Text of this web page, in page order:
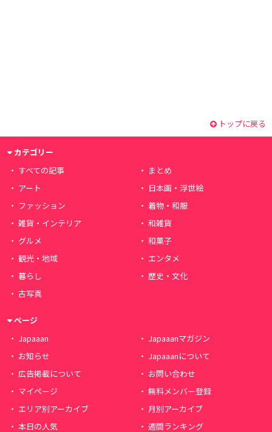
トップに戻る
カテゴリー
すべての記事
まとめ
アート
日本画・浮世絵
ファッション
着物・和服
雑貨・インテリア
和雑貨
グルメ
和菓子
観光・地域
エンタメ
暮らし
歴史・文化
古写真
ページ
Japaaan
Japaaanマガジン
お知らせ
Japaaanについて
広告掲載について
お問い合わせ
マイページ
無料メンバー登録
エリア別アーカイブ
月別アーカイブ
本日の人気
週間ランキング